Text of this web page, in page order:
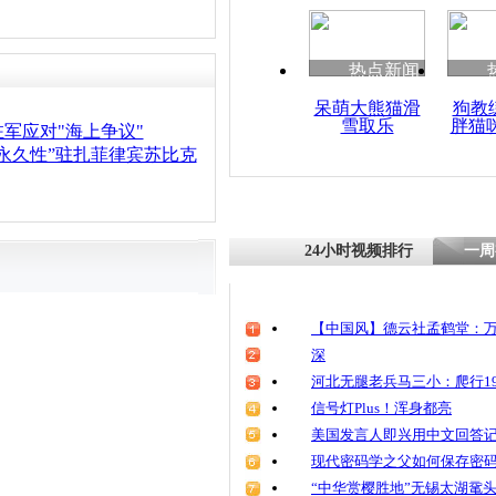
应对"海上争议"
久性”驻扎菲律宾苏比克
热点新闻
呆萌大熊猫滑
雪取乐
狗教
胖猫
24小时视频排行 一
【中国风】德云社孟鹤堂：
深
河北无腿老兵马三小：爬行
信号灯Plus！浑身都亮
美国发言人即兴用中文回答
现代密码学之父如何保存
“中华赏樱胜地”无锡太湖鼋